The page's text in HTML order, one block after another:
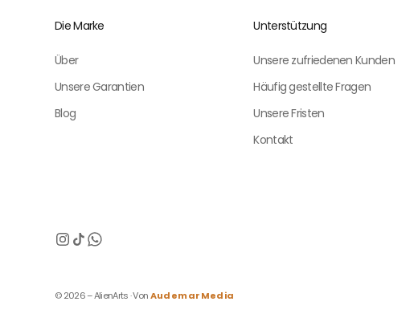
Die Marke
Über
Unsere Garantien
Blog
Unterstützung
Unsere zufriedenen Kunden
Häufig gestellte Fragen
Unsere Fristen
Kontakt
© 2026 – AlienArts · VonAudemarMedia